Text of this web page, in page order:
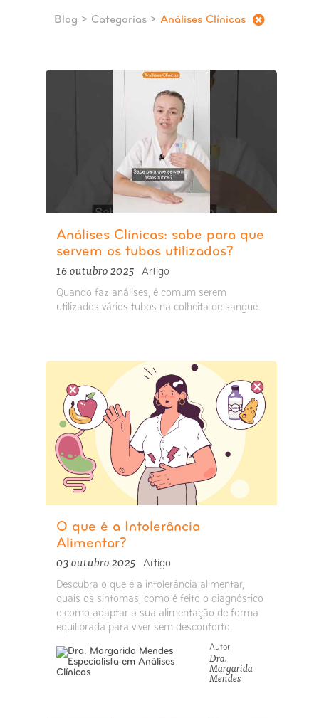
Blog > Categorias > Análises Clínicas
Análises Clínicas: sabe para que
servem os tubos utilizados?
16 outubro 2025
Artigo
Quando faz análises, é comum serem
utilizados vários tubos na colheita de sangue.
O que é a Intolerância
Alimentar?
03 outubro 2025
Artigo
Descubra o que é a intolerância alimentar,
quais os sintomas, como é feito o diagnóstico
e como adaptar a sua alimentação de forma
equilibrada para viver sem desconforto.
Autor
Dra.
Margarida
Mendes